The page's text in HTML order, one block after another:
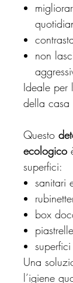
non
Ideale per
della casa
Questo
ecologico
superfici:
sanitari
box
piastrelle
Una
l’igiene